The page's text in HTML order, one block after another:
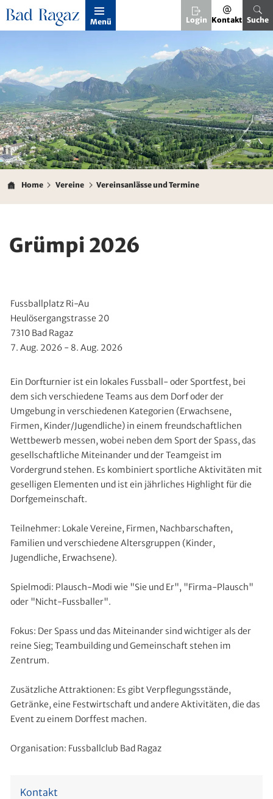
Kopfzeile Menü Login Kontakt Suche
Home Vereine Vereinsanlässe und Termine
Grümpi 2026
Fussballplatz Ri-Au
Heulösergangstrasse 20
7310 Bad Ragaz
7. Aug. 2026 - 8. Aug. 2026
Ein Dorfturnier ist ein lokales Fussball- oder Sportfest, bei
dem sich verschiedene Teams aus dem Dorf oder der
Umgebung in verschiedenen Kategorien (Erwachsene,
Firmen, Kinder/Jugendliche) in einem freundschaftlichen
Wettbewerb messen, wobei neben dem Sport der Spass, das
gesellschaftliche Miteinander und der Teamgeist im
Vordergrund stehen. Es kombiniert sportliche Aktivitäten mit
geselligen Elementen und ist ein jährliches Highlight für die
Dorfgemeinschaft.
Teilnehmer: Lokale Vereine, Firmen, Nachbarschaften,
Familien und verschiedene Altersgruppen (Kinder,
Jugendliche, Erwachsene).
Spielmodi: Plausch-Modi wie "Sie und Er", "Firma-Plausch"
oder "Nicht-Fussballer".
Fokus: Der Spass und das Miteinander sind wichtiger als der
reine Sieg; Teambuilding und Gemeinschaft stehen im
Zentrum.
Zusätzliche Attraktionen: Es gibt Verpflegungsstände,
Getränke, eine Festwirtschaft und andere Aktivitäten, die das
Event zu einem Dorffest machen.
Organisation: Fussballclub Bad Ragaz
Kontakt